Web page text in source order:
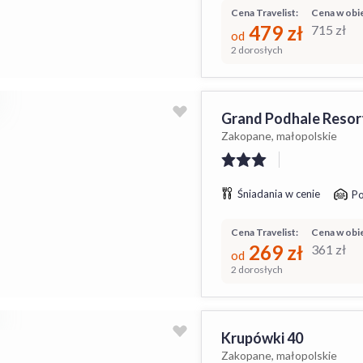
Cena w
715 zł
Cena Travelist:
od 479 zł
2 dorosłych
Grand Podhale
Zakopane, małopolskie
Śniadania w cenie
Cena w
361 zł
Cena Travelist:
od 269 zł
2 dorosłych
Krupówki 40
Zakopane, małopolskie